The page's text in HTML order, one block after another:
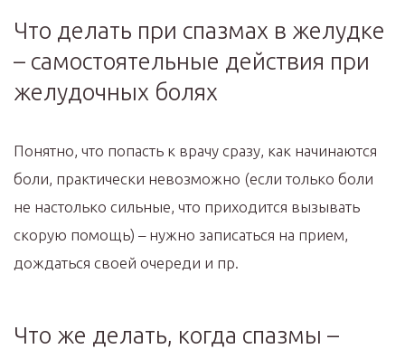
Что делать при спазмах в желудке
– самостоятельные действия при
желудочных болях
Понятно, что попасть к врачу сразу, как начинаются
боли, практически невозможно (если только боли
не настолько сильные, что приходится вызывать
скорую помощь) – нужно записаться на прием,
дождаться своей очереди и пр.
Что же делать, когда спазмы –